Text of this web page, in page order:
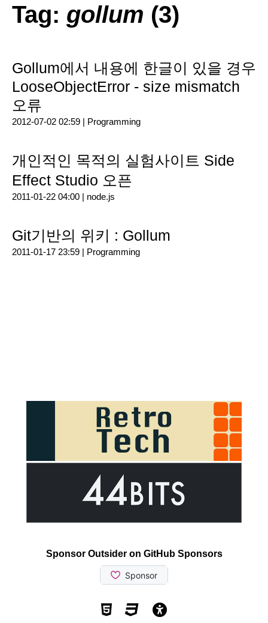
Tag: gollum (3)
Gollum에서 내용에 한글이 있을 경우
LooseObjectError - size mismatch
오류
2012-07-02 02:59 | Programming
개인적인 목적의 실험사이트 Side
Effect Studio 오픈
2011-01-22 04:00 | node.js
Git기반의 위키 : Gollum
2011-01-17 23:59 | Programming
Sponsor Outsider on GitHub Sponsors
Valid HTML5
Valid CSS
WCAG 2.1 AA